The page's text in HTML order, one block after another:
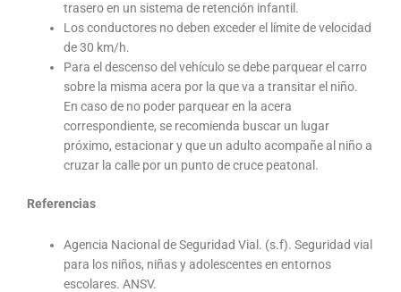
trasero en un sistema de retención infantil.
Los conductores no deben exceder el límite de velocidad
de 30 km/h.
Para el descenso del vehículo se debe parquear el carro
sobre la misma acera por la que va a transitar el niño.
En caso de no poder parquear en la acera
correspondiente, se recomienda buscar un lugar
próximo, estacionar y que un adulto acompañe al niño a
cruzar la calle por un punto de cruce peatonal.
Referencias
Agencia Nacional de Seguridad Vial. (s.f). Seguridad vial
para los niños, niñas y adolescentes en entornos
escolares. ANSV.